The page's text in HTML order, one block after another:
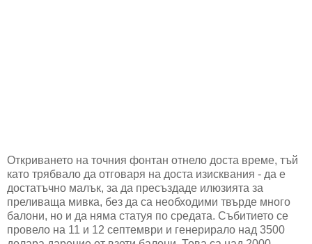
Откриването на точния фонтан отнело доста време, тъй
като трябвало да отговаря на доста изисквания - да е
достатъчно малък, за да пресъздаде илюзията за
преливаща мивка, без да са необходими твърде много
балони, но и да няма статуя по средата. Събитието се
провело на 11 и 12 септември и генерирало над 3500